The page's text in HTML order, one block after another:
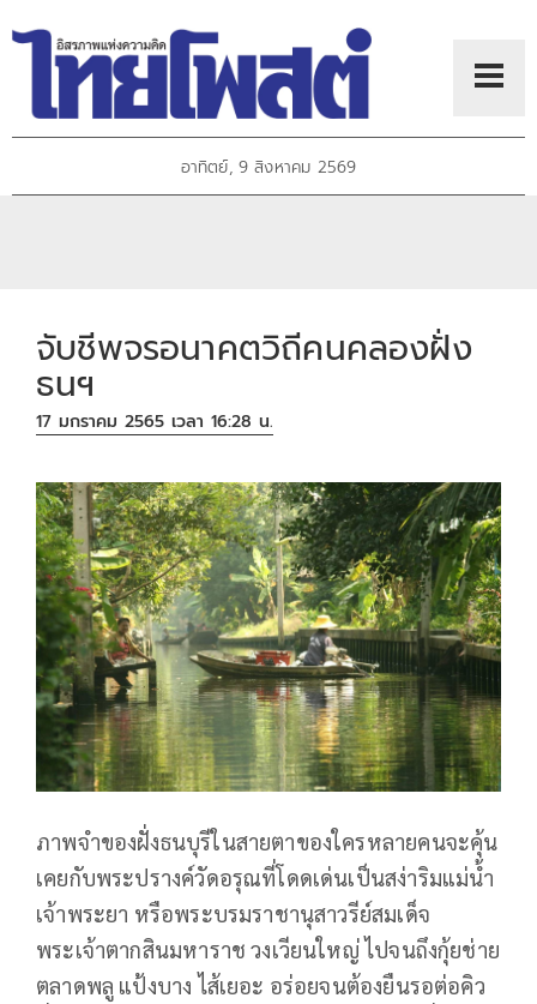
อาทิตย์, 9 สิงหาคม 2569
จับชีพจรอนาคตวิถีคนคลองฝั่ง
ธนฯ
17 มกราคม 2565 เวลา 16:28 น.
ภาพจำของฝั่งธนบุรีในสายตาของใครหลายคนจะคุ้น
เคยกับพระปรางค์วัดอรุณที่โดดเด่นเป็นสง่าริมแม่น้ำ
เจ้าพระยา หรือพระบรมราชานุสาวรีย์สมเด็จ
พระเจ้าตากสินมหาราช วงเวียนใหญ่ ไปจนถึงกุ้ยช่าย
ตลาดพลู แป้งบาง ไส้เยอะ อร่อยจนต้องยืนรอต่อคิว